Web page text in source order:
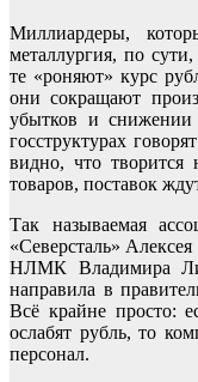
Миллиардеры,
металлургия, по
те «роняют» курс
они сокращают
убытков и снижении
госструктурах
видно, что творится
товаров, поставок
Так называемая
«Северсталь»
НЛМК Владимира
направила в
Всё крайне просто:
ослабят рубль, то
персонал.